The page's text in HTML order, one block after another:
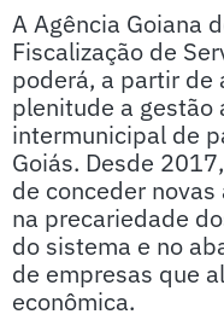
A Agência Goiana
Fiscalização de
poderá, a partir de
plenitude a
intermunicipal de
Goiás. Desde
de conceder
na precariedade
do sistema e no
de empresas que
econômica.